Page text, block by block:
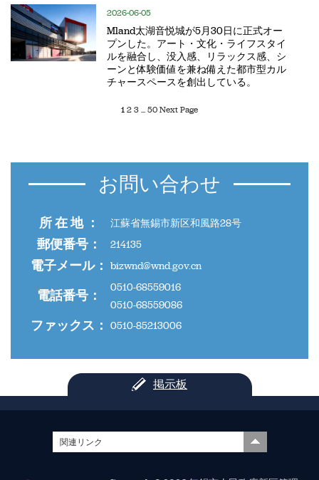
2026-06-05
Mland太湖音悦城が5月30日に正式オー
プンした。アート・文化・ライフスタイ
ルを融合し、没入感、リラックス感、シ
ーンと体験価値を兼ね備えた都市型カル
チャースペースを創出している。
1 2 3 50 Next Page
お問い合わせ
所 在 地 ： 江蘇省無錫市新区和風路28号
郵便番号： 214135
電子メール： bizwnd@wnd.gov.cn
電話番号：
0510-68559016
0510-68559086
ファックス： 0510-85213006
掲示板
関連リンク